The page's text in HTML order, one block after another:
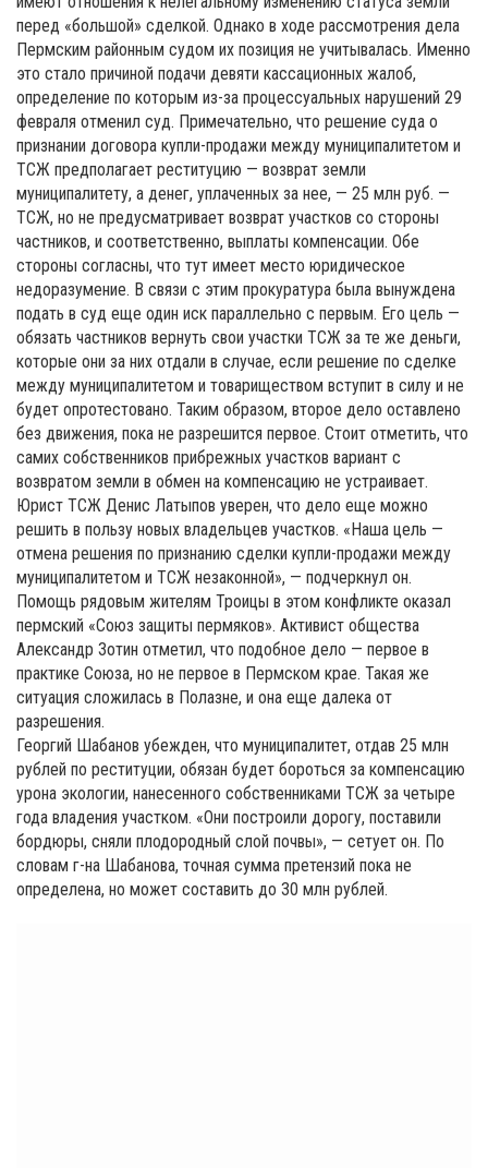
перед «большой» сделкой. Однако в ходе рассмотрения дела
Пермским районным судом их позиция не учитывалась. Именно
это стало причиной подачи девяти кассационных жалоб,
определение по которым из-за процессуальных нарушений 29
февраля отменил суд. Примечательно, что решение суда о
признании договора купли-продажи между муниципалитетом и
ТСЖ предполагает реституцию — возврат земли
муниципалитету, а денег, уплаченных за нее, — 25 млн руб. —
ТСЖ, но не предусматривает возврат участков со стороны
частников, и соответственно, выплаты компенсации. Обе
стороны согласны, что тут имеет место юридическое
недоразумение. В связи с этим прокуратура была вынуждена
подать в суд еще один иск параллельно с первым. Его цель —
обязать частников вернуть свои участки ТСЖ за те же деньги,
которые они за них отдали в случае, если решение по сделке
между муниципалитетом и товариществом вступит в силу и не
будет опротестовано. Таким образом, второе дело оставлено
без движения, пока не разрешится первое. Стоит отметить, что
самих собственников прибрежных участков вариант с
возвратом земли в обмен на компенсацию не устраивает.
Юрист ТСЖ Денис Латыпов уверен, что дело еще можно
решить в пользу новых владельцев участков. «Наша цель —
отмена решения по признанию сделки купли-продажи между
муниципалитетом и ТСЖ незаконной», — подчеркнул он.
Помощь рядовым жителям Троицы в этом конфликте оказал
пермский «Союз защиты пермяков». Активист общества
Александр Зотин отметил, что подобное дело — первое в
практике Союза, но не первое в Пермском крае. Такая же
ситуация сложилась в Полазне, и она еще далека от
разрешения.
Георгий Шабанов убежден, что муниципалитет, отдав 25 млн
рублей по реституции, обязан будет бороться за компенсацию
урона экологии, нанесенного собственниками ТСЖ за четыре
года владения участком. «Они построили дорогу, поставили
бордюры, сняли плодородный слой почвы», — сетует он. По
словам г-на Шабанова, точная сумма претензий пока не
определена, но может составить до 30 млн рублей.